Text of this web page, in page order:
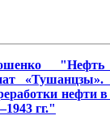
нефти
гг."